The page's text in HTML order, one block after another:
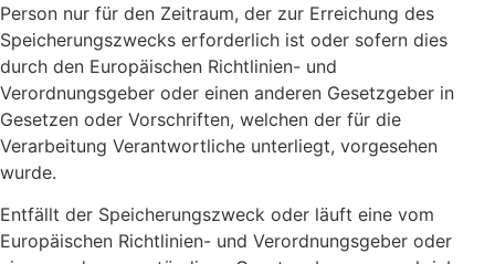
Person nur für den Zeitraum, der zur Erreichung des
Speicherungszwecks erforderlich ist oder sofern dies
durch den Europäischen Richtlinien- und
Verordnungsgeber oder einen anderen Gesetzgeber in
Gesetzen oder Vorschriften, welchen der für die
Verarbeitung Verantwortliche unterliegt, vorgesehen
wurde.
Entfällt der Speicherungszweck oder läuft eine vom
Europäischen Richtlinien- und Verordnungsgeber oder